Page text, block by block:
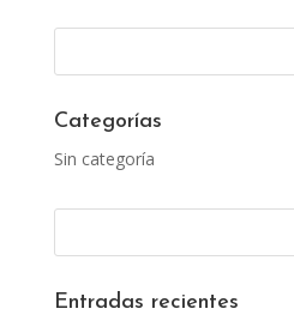
Categorías
Sin categoría
Entradas recientes